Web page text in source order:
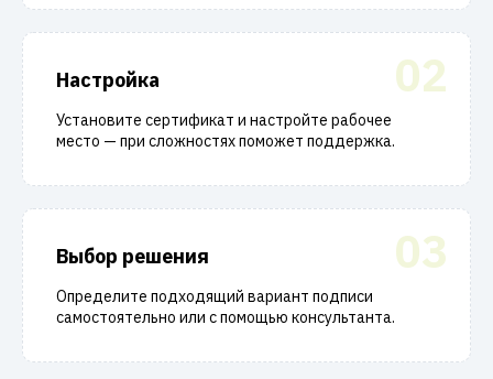
02
Настройка
Установите сертификат и настройте рабочее
место — при сложностях поможет поддержка.
03
Выбор решения
Определите подходящий вариант подписи
самостоятельно или с помощью консультанта.